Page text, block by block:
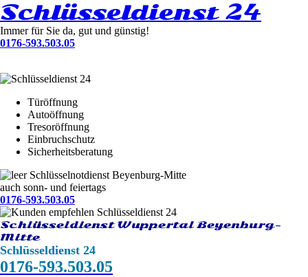
Schlüsseldienst 24
Immer für Sie da, gut und günstig!
0176-593.503.05
Türöffnung
Autoöffnung
Tresoröffnung
Einbruchschutz
Sicherheitsberatung
Schlüsselnotdienst Beyenburg-Mitte
auch sonn- und feiertags
0176-593.503.05
Schlüsseldienst Wuppertal Beyenburg-
Mitte
Schlüsseldienst 24
0176-593.503.05